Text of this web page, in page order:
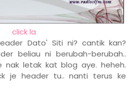
click la
Dato' Siti ni? cantik kan?
beliau ni berubah-berubah..
nak letak kat blog aye. heheh.
je header tu.. nanti terus ke